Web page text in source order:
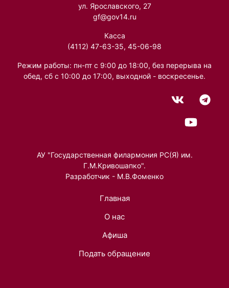
ул. Ярославского, 27
gf@gov14.ru
Касса
(4112) 47-63-35, 45-06-98
Режим работы: пн-пт с 9:00 до 18:00, без перерыва на
обед, сб с 10:00 до 17:00, выходной - воскресенье.
АУ "Государственная филармония РС(Я) им.
Г.М.Кривошапко".
Разработчик - М.В.Фоменко
Главная
О нас
Афиша
Подать обращение